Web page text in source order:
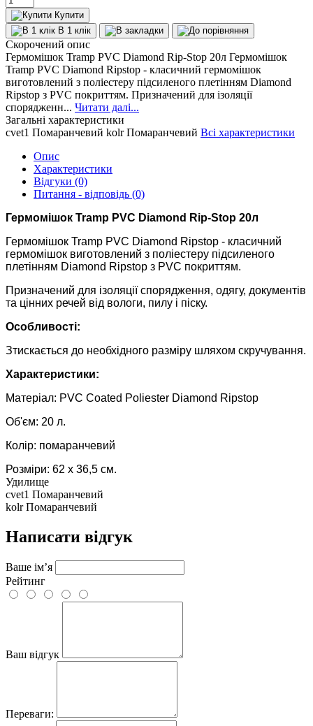
Купити
В 1 клік
Скорочений опис
Гермомішок Tramp PVC Diamond Rip-Stop 20л Гермомішок
Tramp PVC Diamond Ripstop - класичний гермомішок
виготовлений з поліестеру підсиленого плетінням Diamond
Ripstop з PVC покриттям. Призначений для ізоляції
спорядженн... Читати далі...
Загальні характеристики
cvet1 Помаранчевий kolr Помаранчевий Всі характеристики
Опис
Характеристики
Відгуки (0)
Питання - відповідь (0)
Гермомішок Tramp PVC Diamond Rip-Stop 20л
Гермомішок Tramp PVC Diamond Ripstop - класичний
гермомішок виготовлений з поліестеру підсиленого
плетінням Diamond Ripstop з PVC покриттям.
Призначений для ізоляції спорядження, одягу, документів
та цінних речей від вологи, пилу і піску.
Особливості:
Зтискається до необхідного разміру шляхом скручування.
Характеристики:
Матеріал: PVC Coated Poliester Diamond Ripstop
Об'єм: 20 л.
Колір: помаранчевий
Розміри: 62 х 36,5 см.
Удилище
cvet1 Помаранчевий
kolr Помаранчевий
Написати відгук
Ваше ім’я
Рейтинг
Ваш відгук
Переваги: